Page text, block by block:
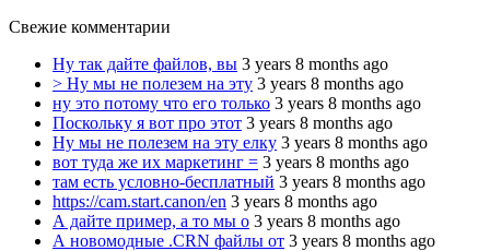
Свежие комментарии
Ну так дайте файлов, вы 3 years 8 months ago
> Ну мы не полезем на эту 3 years 8 months ago
ну это потому что его только 3 years 8 months ago
Поскольку я вот про этот 3 years 8 months ago
Ну мы не полезем на эту елку 3 years 8 months ago
вот туда же их маркетинг = 3 years 8 months ago
там есть условно-бесплатный 3 years 8 months ago
https://cam.start.canon/en 3 years 8 months ago
А дайте пример, а то мы о 3 years 8 months ago
А новомодные .CRN файлы от 3 years 8 months ago